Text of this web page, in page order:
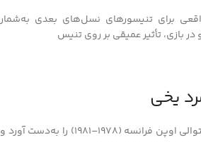
برای تنیسورهای نسل‌های بعدی به‌شمار
بازی، تأثیر عمیقی بر روی تنیس
بیورن بورگ چهار قهرمانی متوالی اوپن فرانسه (1978–1981) را به‌دست آورد و